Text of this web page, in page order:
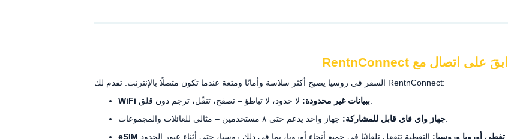
ابقَ على اتصال مع RentnConnect
السفر في روسيا يصبح أكثر سلاسة وأمانًا ومتعة عندما تكون متصلًا بالإنترنت. تقدم لك RentnConnect:
WiFi ببيانات غير محدودة:
جهاز واي فاي قابل للمشاركة:
eSIM تغطي أوروبا وروسيا: